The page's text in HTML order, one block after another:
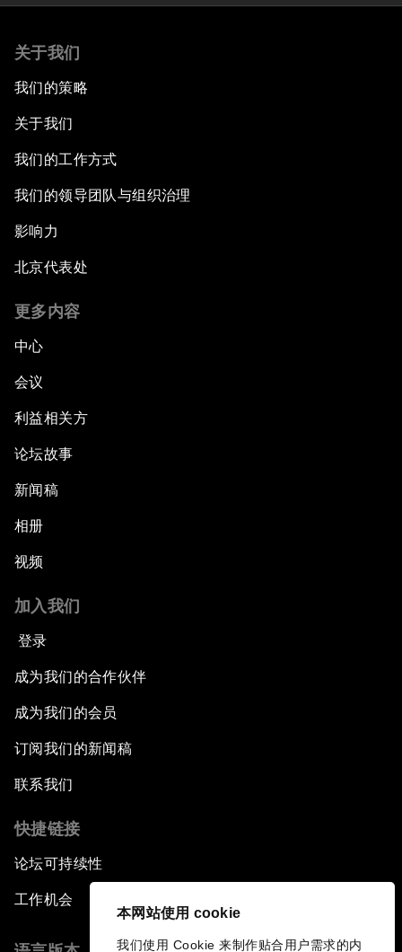
本网站使用 cookie
我们使用 Cookie 来制作贴合用户需求的内
关于我们
我们的策略
关于我们
我们的工作方式
我们的领导团队与组织治理
影响力
北京代表处
更多内容
中心
会议
利益相关方
论坛故事
新闻稿
相册
视频
加入我们
登录
成为我们的合作伙伴
成为我们的会员
订阅我们的新闻稿
联系我们
快捷链接
论坛可持续性
工作机会